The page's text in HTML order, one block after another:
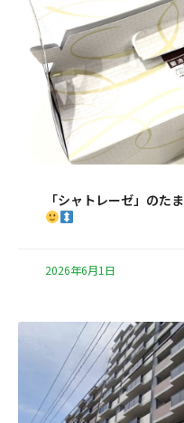
「シャトレーゼ」のた
2026年6月1日